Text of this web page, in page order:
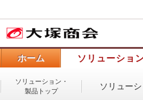
ホーム ソリューショ
ソリューション・
製品トップ
ソリューシ